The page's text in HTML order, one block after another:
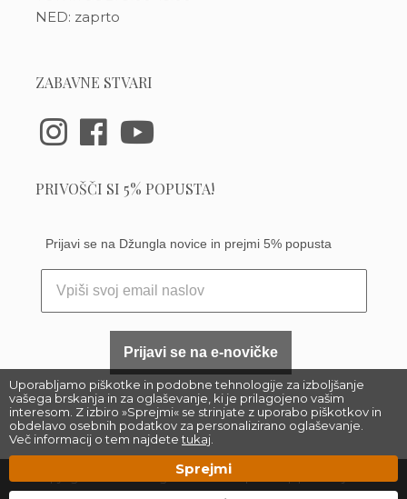
Uporabljamo piškotke in podobne tehnologije za izboljšanje
vašega brskanja in za oglaševanje, ki je prilagojeno vašim
interesom. Z izbiro »Sprejmi« se strinjate z uporabo piškotkov in
obdelavo osebnih podatkov za personalizirano oglaševanje.
Več informacij o tem najdetetukaj
Sprejmi
NED: zaprto
ZABAVNE STVARI
PRIVOŠČI SI 5% POPUSTA!
Prijavi se na Džungla novice in prejmi 5% popusta
Prijavi se na e-novičke
Džungla Plants d.o.o.